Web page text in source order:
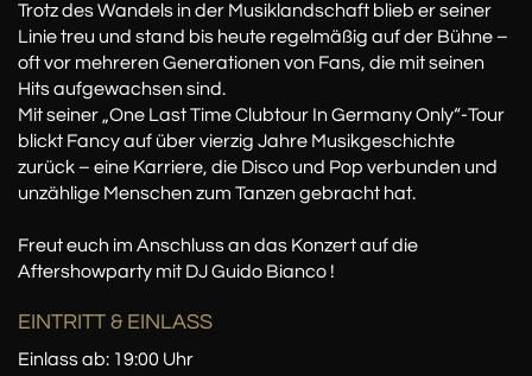
Trotz des Wandels in der Musiklandschaft blieb er seiner
Linie treu und stand bis heute regelmäßig auf der Bühne –
oft vor mehreren Generationen von Fans, die mit seinen
Hits aufgewachsen sind.
Mit seiner „One Last Time Clubtour In Germany Only“-Tour
blickt Fancy auf über vierzig Jahre Musikgeschichte
zurück – eine Karriere, die Disco und Pop verbunden und
unzählige Menschen zum Tanzen gebracht hat.
Freut euch im Anschluss an das Konzert auf die
Aftershowparty mit DJ Guido Bianco !
EINTRITT & EINLASS
Einlass ab: 19:00 Uhr